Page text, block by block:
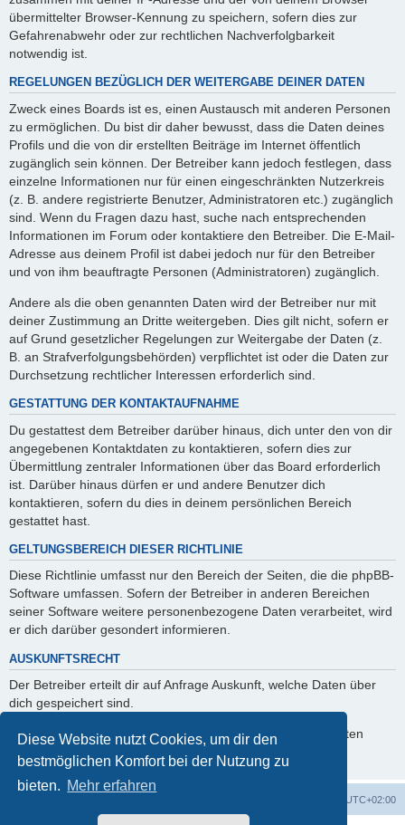
Diese Website nutzt Cookies, um dir den
bestmöglichen Komfort bei der Nutzung zu
bieten. Mehr erfahren
übermittelter Browser-Kennung zu speichern, sofern dies zur
Gefahrenabwehr oder zur rechtlichen Nachverfolgbarkeit
notwendig ist.
REGELUNGEN BEZÜGLICH DER WEITERGABE DEINER DATEN
Zweck eines Boards ist es, einen Austausch mit anderen Personen
zu ermöglichen. Du bist dir daher bewusst, dass die Daten deines
Profils und die von dir erstellten Beiträge im Internet öffentlich
zugänglich sein können. Der Betreiber kann jedoch festlegen, dass
einzelne Informationen nur für einen eingeschränkten Nutzerkreis
(z. B. andere registrierte Benutzer, Administratoren etc.) zugänglich
sind. Wenn du Fragen dazu hast, suche nach entsprechenden
Informationen im Forum oder kontaktiere den Betreiber. Die E-Mail-
Adresse aus deinem Profil ist dabei jedoch nur für den Betreiber
und von ihm beauftragte Personen (Administratoren) zugänglich.
Andere als die oben genannten Daten wird der Betreiber nur mit
deiner Zustimmung an Dritte weitergeben. Dies gilt nicht, sofern er
auf Grund gesetzlicher Regelungen zur Weitergabe der Daten (z.
B. an Strafverfolgungsbehörden) verpflichtet ist oder die Daten zur
Durchsetzung rechtlicher Interessen erforderlich sind.
GESTATTUNG DER KONTAKTAUFNAHME
Du gestattest dem Betreiber darüber hinaus, dich unter den von dir
angegebenen Kontaktdaten zu kontaktieren, sofern dies zur
Übermittlung zentraler Informationen über das Board erforderlich
ist. Darüber hinaus dürfen er und andere Benutzer dich
kontaktieren, sofern du dies in deinem persönlichen Bereich
gestattet hast.
GELTUNGSBEREICH DIESER RICHTLINIE
Diese Richtlinie umfasst nur den Bereich der Seiten, die die phpBB-
Software umfassen. Sofern der Betreiber in anderen Bereichen
seiner Software weitere personenbezogene Daten verarbeitet, wird
er dich darüber gesondert informieren.
AUSKUNFTSRECHT
Der Betreiber erteilt dir auf Anfrage Auskunft, welche Daten über
dich gespeichert sind.
Du kannst jederzeit die Löschung bzw. Sperrung deiner Daten
verlangen. Kontaktiere hierzu bitte den Betreiber.
UTC+02:00